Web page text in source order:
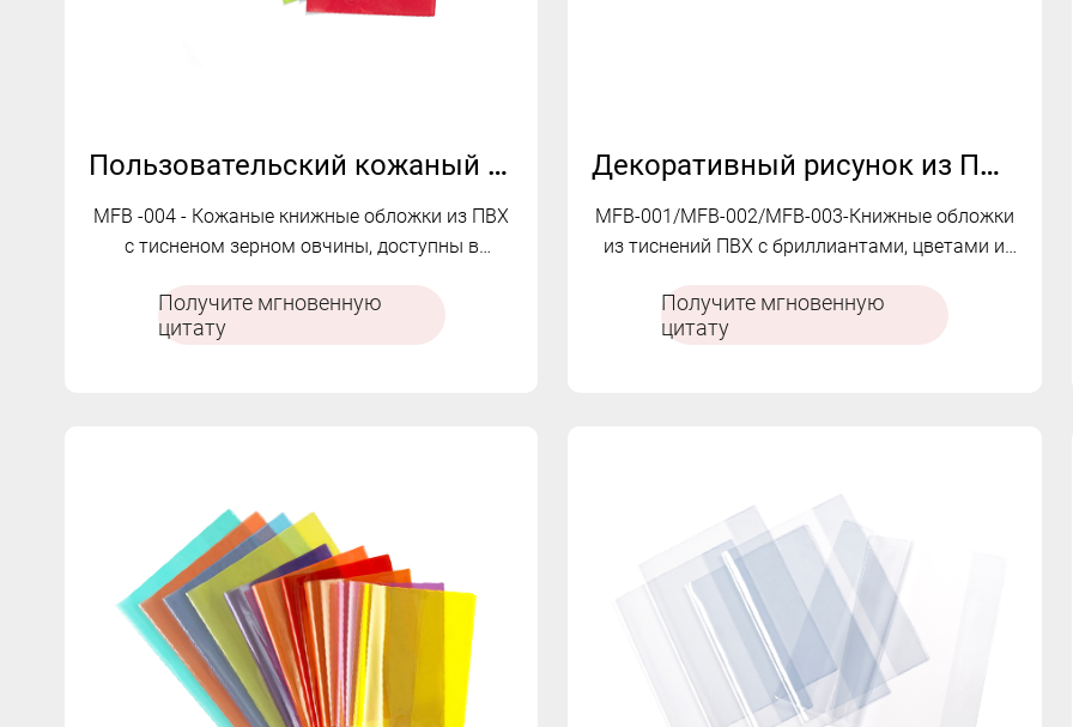
Пользовательский кожаный стиль ПВХ Книжные куртки MFB-004
MFB -004 - Кожаные книжные обложки из ПВХ
с тисненом зерном овчины, доступны в
Получите мгновенную
цитату
Декоративный рисунок из ПВХ с тиснением
MFB-001/MFB-002/MFB-003-Книжные обложки
из тиснений ПВХ с бриллиантами, цветами и
Получите мгновенную
цитату